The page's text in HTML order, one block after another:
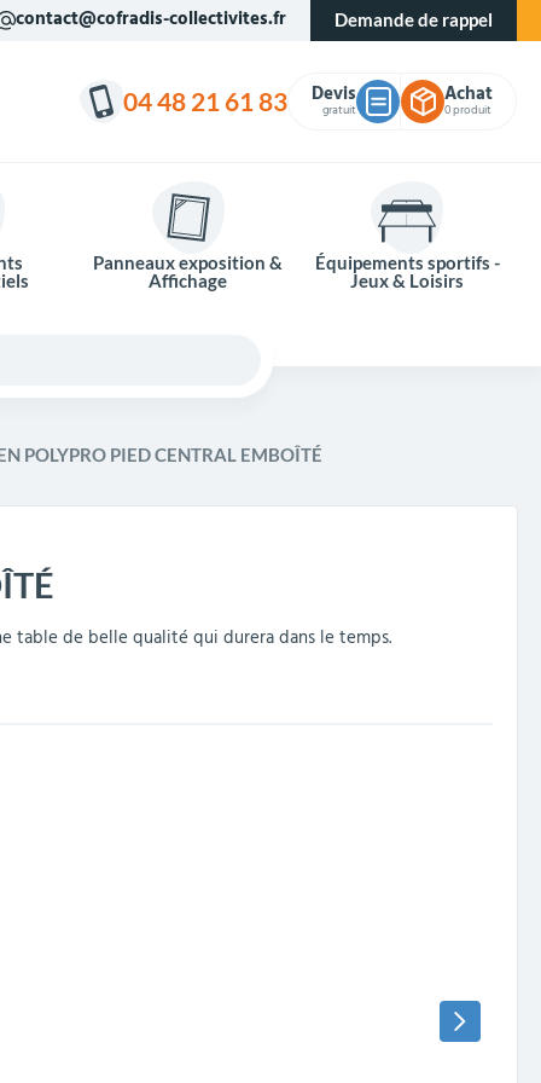
contact@cofradis-collectivites.fr Demande de rappel
04 48 21 61 83 Devis
gratuit
Achat
0 produit
Panneaux exposition &
Affichage
Équipements sportifs -
Jeux & Loisirs
POLYPRO PIED CENTRAL EMBOÎTÉ
table de belle qualité qui durera dans le temps.